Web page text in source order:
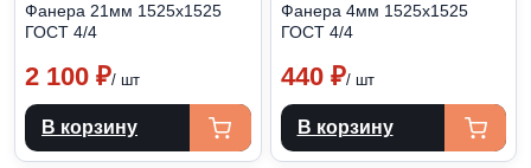
Фанера 21мм 1525х1525
ГОСТ 4/4
2 100 ₽/ шт
В корзину
Фанера 4мм 1525х1525
ГОСТ 4/4
440 ₽/ шт
В корзину